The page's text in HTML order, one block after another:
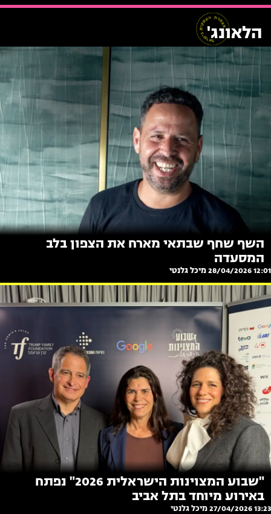
הלאונג'
השף שחף שבתאי מארח את הצפון בלב
המסעדה
12:01 28/04/2026 מיכל גלנטי
"שבוע המצוינות הישראלית 2026" נפתח
באירוע מיוחד בתל אביב
13:23 27/04/2026 מיכל גלנטי